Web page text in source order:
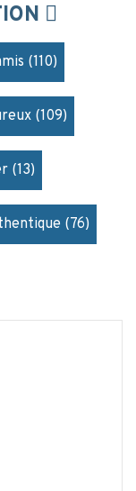
(110)
(109)
(13)
(76)